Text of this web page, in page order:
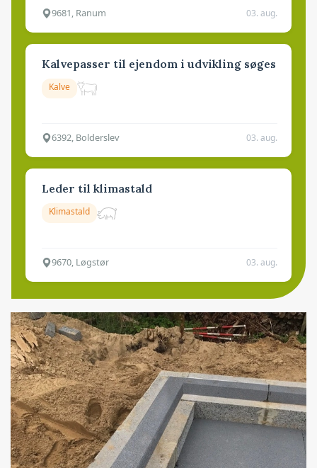
9681, Ranum 03. aug.
Kalvepasser til ejendom i udvikling søges
Kalve
6392, Bolderslev 03. aug.
Leder til klimastald
Klimastald
9670, Løgstør 03. aug.